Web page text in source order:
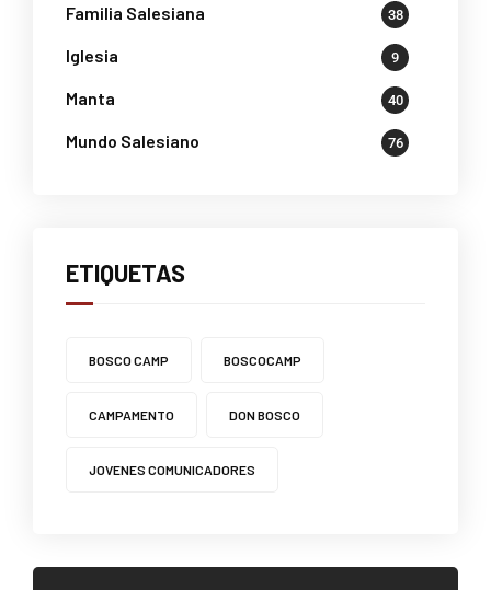
Familia Salesiana 38
Iglesia 9
Manta 40
Mundo Salesiano 76
ETIQUETAS
BOSCO CAMP BOSCOCAMP
CAMPAMENTO DON BOSCO
JOVENES COMUNICADORES